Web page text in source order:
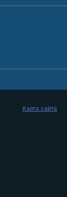
Карта сайта